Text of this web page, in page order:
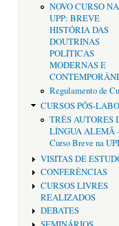
NOVO CURSO NA
UPP: BREVE
HISTÓRIA DAS
DOUTRINAS
POLÍTICAS
MODERNAS E
Regulamento de
CURSOS PÓS-
TRÊS AUTORES
LÍNGUA ALEMÃ -
Curso Breve na
VISITAS DE
CONFERÊNCIAS
CURSOS LIVRES
REALIZADOS
DEBATES